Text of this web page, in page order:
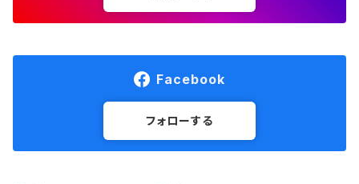
Facebook
フォローする